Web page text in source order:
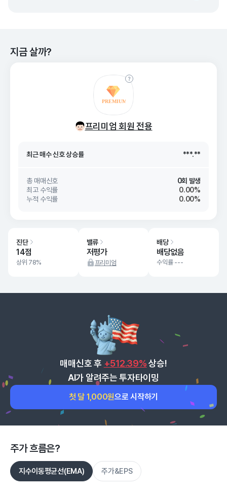
지금 살까?
프리미엄 회원 전용
26. 08/09
최근 매수 신호 상승률 ***.**
최근 매수 신호 ***.**
총 매매신호
0회 발생
최고 수익률
0.00%
누적 수익률
0.00%
진단
14점
상위 78%
밸류
저평가
프리미엄
배당
배당없음
수익률 ---
매매신호 후 +512.39% 상승!
AI가 알려주는 투자타이밍
첫 달 1,000원으로 시작하기
주가 흐름은?
지수이동평균선(EMA) 주가&EPS